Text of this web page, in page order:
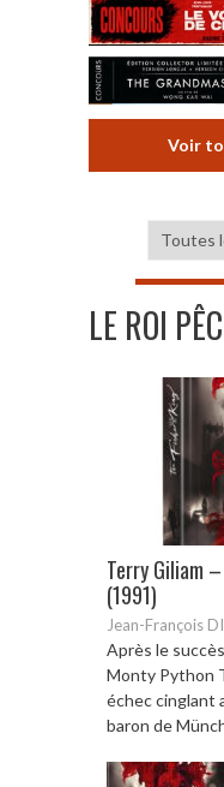
Voir
LE ROI
Terry Giliam
(1991)
Jean-François
Après le
Monty Python
échec cinglant
baron de